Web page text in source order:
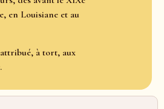
en Louisiane et au
à tort, aux